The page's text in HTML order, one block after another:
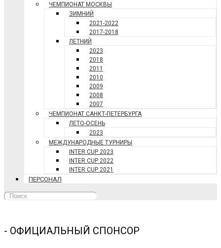
ЧЕМПИОНАТ МОСКВЫ
ЗИМНИЙ
2021-2022
2017-2018
ЛЕТНИЙ
2023
2018
2011
2010
2009
2008
2007
ЧЕМПИОНАТ САНКТ-ПЕТЕРБУРГА
ЛЕТО-ОСЕНЬ
2023
МЕЖДУНАРОДНЫЕ ТУРНИРЫ
INTER CUP 2023
INTER CUP 2022
INTER CUP 2021
ПЕРСОНАЛ
- ОФИЦИАЛЬНЫЙ СПОНСОР